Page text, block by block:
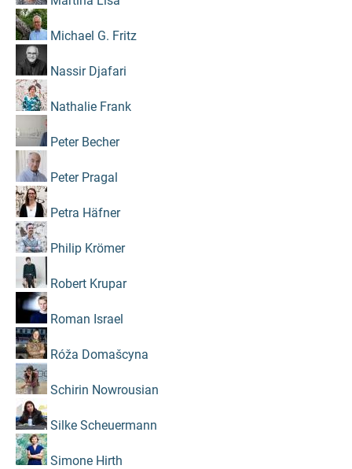
Michael G. Fritz
Nassir Djafari
Nathalie Frank
Peter Becher
Peter Pragal
Petra Häfner
Philip Krömer
Robert Krupar
Roman Israel
Róža Domašcyna
Schirin Nowrousian
Silke Scheuermann
Simone Hirth